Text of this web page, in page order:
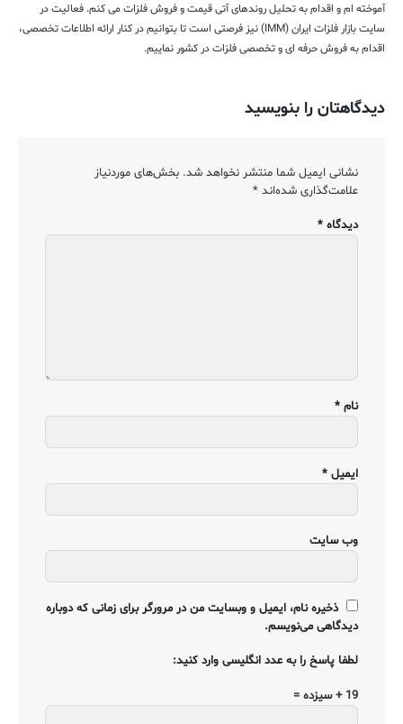
آموخته ام و اقدام به تحلیل روندهای آتی قیمت و فروش فلزات می کنم. فعالیت در
سایت بازار فلزات ایران (IMM) نیز فرصتی است تا بتوانیم در کنار ارائه اطلاعات تخصصی،
اقدام به فروش حرفه ای و تخصصی فلزات در کشور نماییم.
دیدگاهتان را بنویسید
نشانی ایمیل شما منتشر نخواهد شد. بخش‌های موردنیاز
علامت‌گذاری شده‌اند *
دیدگاه *
نام *
ایمیل *
وب‌ سایت
ذخیره نام، ایمیل و وبسایت من در مرورگر برای زمانی که دوباره
دیدگاهی می‌نویسم.
لطفا پاسخ را به عدد انگلیسی وارد کنید:
19 + سیزده =